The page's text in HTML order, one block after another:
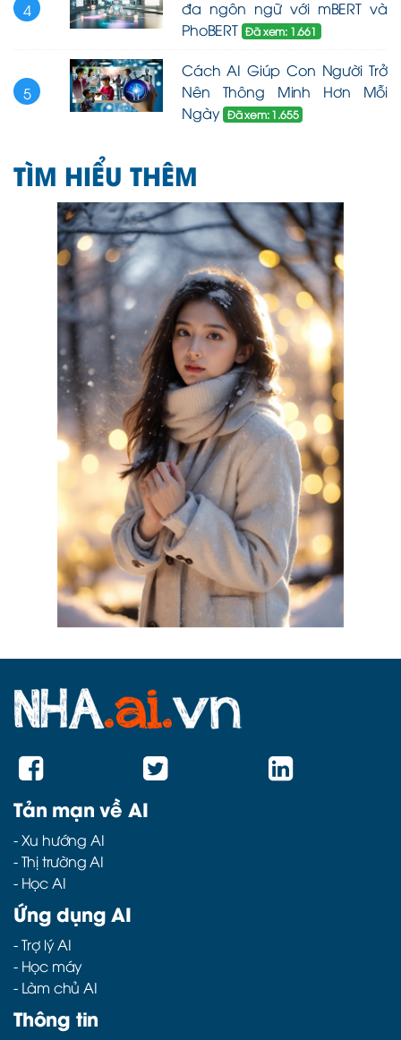
4
đa ngôn ngữ với mBERT và
PhoBERT Đã xem: 1.661
5
Cách AI Giúp Con Người Trở
Nên Thông Minh Hơn Mỗi
Ngày Đã xem: 1.655
TÌM HIỂU THÊM
Tản mạn về AI
-Xu hướng AI
-Thị trường AI
- Học AI
Ứng dụng AI
-Trợ lý AI
- Học máy
- Làm chủ AI
Thông tin